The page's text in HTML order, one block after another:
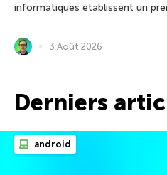
informatiques établissent un
3 Août 2026
Derniers
android